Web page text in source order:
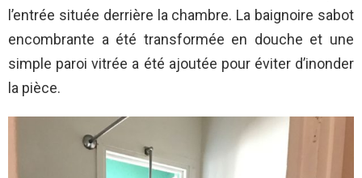
l’entrée située derrière la chambre. La baignoire sabot
encombrante a été transformée en douche et une
simple paroi vitrée a été ajoutée pour éviter d’inonder
la pièce.